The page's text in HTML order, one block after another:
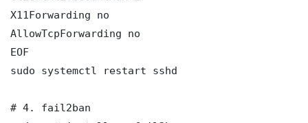
X11Forwarding no
AllowTcpForwarding no
EOF
sudo systemctl restart sshd
# 4. fail2ban